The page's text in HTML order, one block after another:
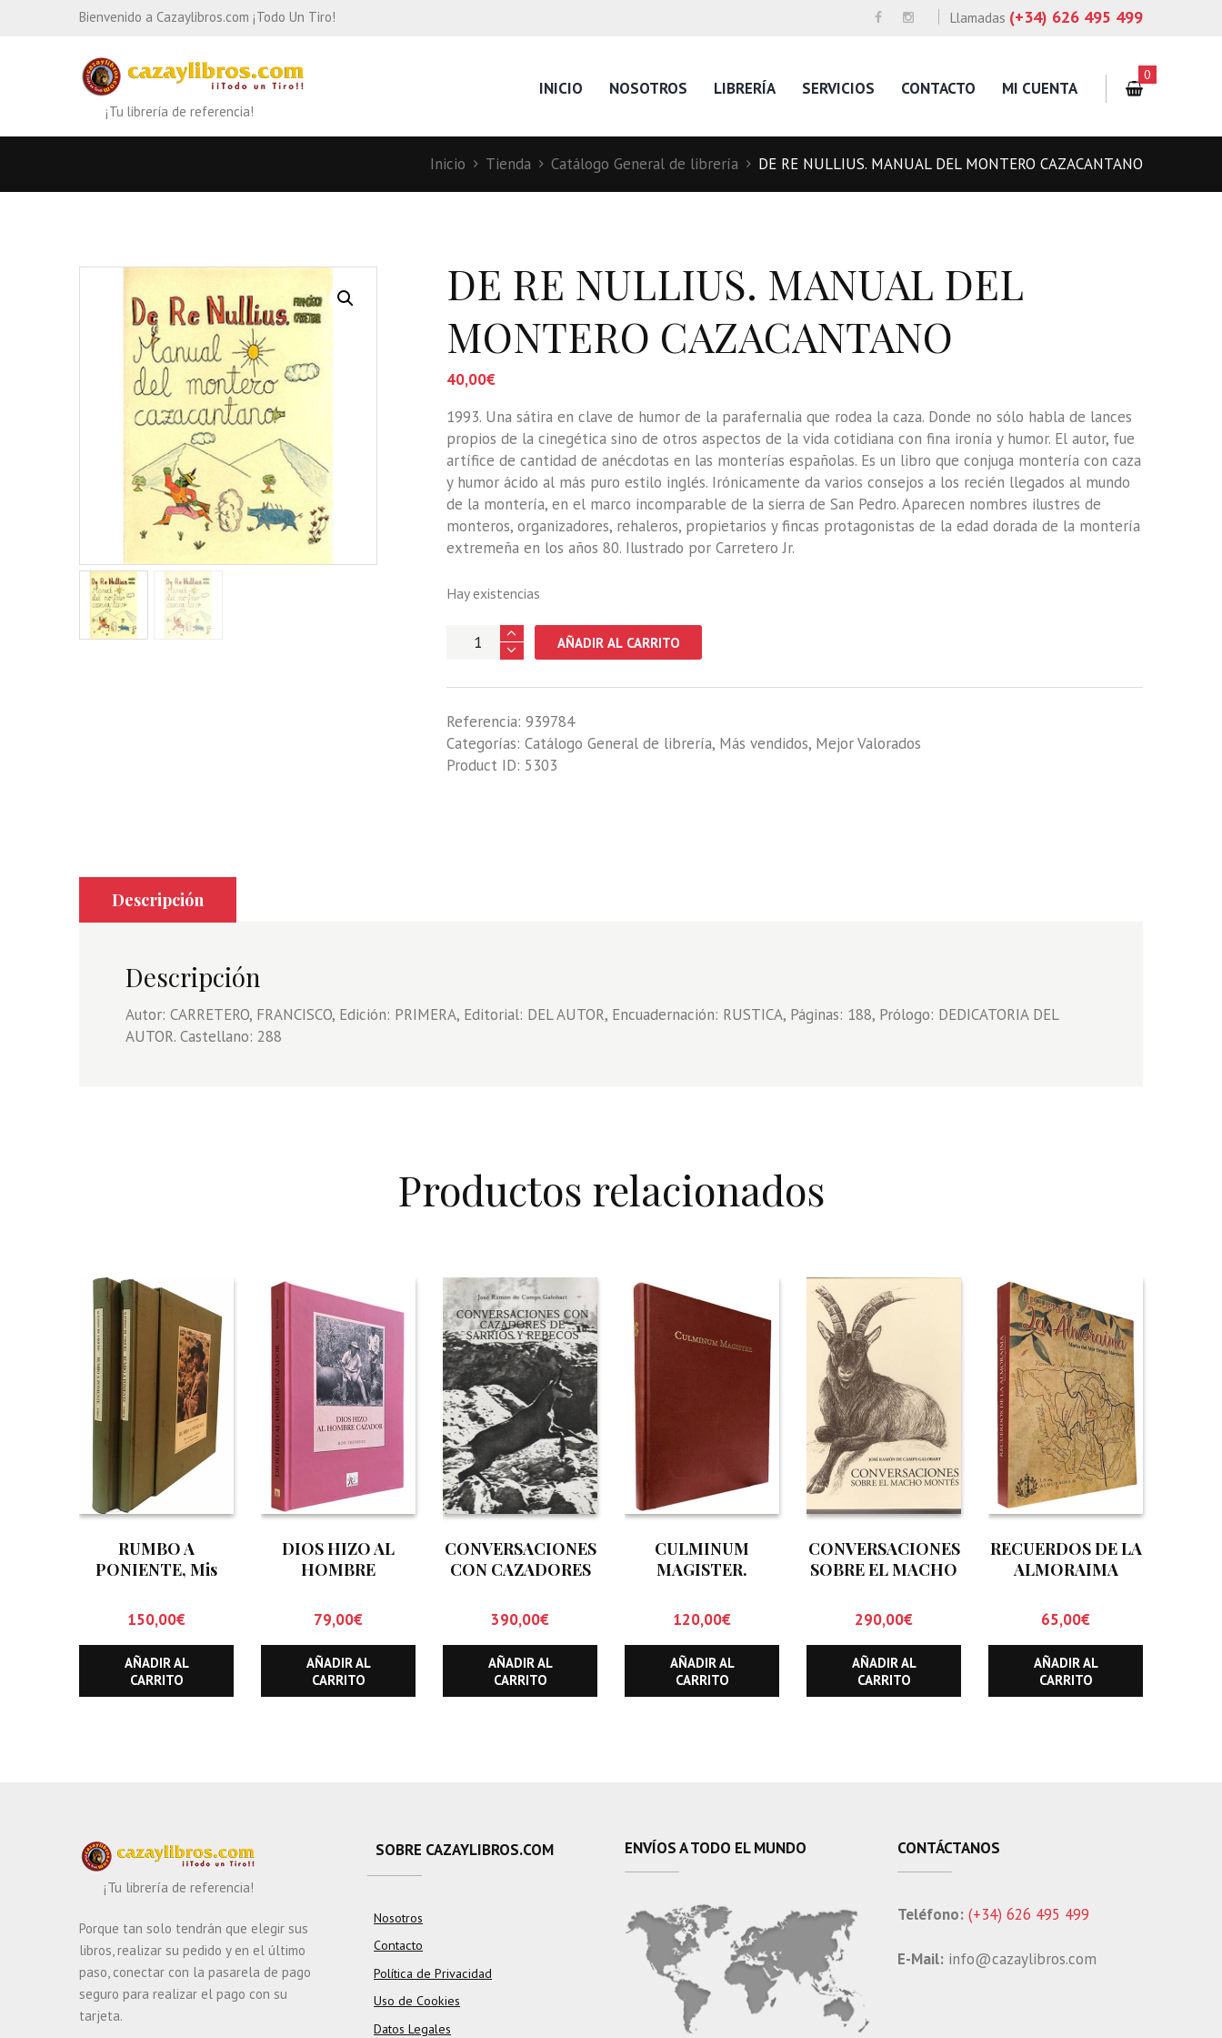
Bienvenido a Cazaylibros.com ¡Todo Un Tiro! Llamadas (+34) 626 495 499
¡Tu librería de referencia!
INICIO NOSOTROS LIBRERÍA SERVICIOS CONTACTO MI CUENTA
0
Inicio Tienda Catálogo General de librería DE RE NULLIUS. MANUAL DEL MONTERO CAZACANTANO
DE RE NULLIUS. MANUAL DEL
MONTERO CAZACANTANO
40,00€
1993. Una sátira en clave de humor de la parafernalia que rodea la caza. Donde no sólo habla de lances
propios de la cinegética sino de otros aspectos de la vida cotidiana con fina ironía y humor. El autor, fue
artífice de cantidad de anécdotas en las monterías españolas. Es un libro que conjuga montería con caza
y humor ácido al más puro estilo inglés. Irónicamente da varios consejos a los recién llegados al mundo
de la montería, en el marco incomparable de la sierra de San Pedro. Aparecen nombres ilustres de
monteros, organizadores, rehaleros, propietarios y fincas protagonistas de la edad dorada de la montería
extremeña en los años 80. Ilustrado por Carretero Jr.
Hay existencias
DEL
MONTERO
CAZACANTANO
AÑADIR AL CARRITO
Referencia: 939784
Categorías: Catálogo General de librería, Más vendidos, Mejor Valorados
Product ID: 5303
Descripción
Descripción
Autor: CARRETERO, FRANCISCO, Edición: PRIMERA, Editorial: DEL AUTOR, Encuadernación: RUSTICA, Páginas: 188, Prólogo: DEDICATORIA DEL
AUTOR. Castellano: 288
Productos relacionados
RUMBO A
PONIENTE, Mis
por el nuevo
mundo. (DOS
TOMOS)
150,00€
AÑADIR AL
CARRITO
DIOS HIZO AL
HOMBRE
79,00€
AÑADIR AL
CARRITO
CONVERSACIONES
CON CAZADORES
REBECOS
390,00€
AÑADIR AL
CARRITO
CULMINUM
MAGISTER.
SOLEDAD Y
ESFUERZO
120,00€
AÑADIR AL
CARRITO
CONVERSACIONES
SOBRE EL MACHO
290,00€
AÑADIR AL
CARRITO
RECUERDOS DE LA
ALMORAIMA
65,00€
AÑADIR AL
CARRITO
¡Tu librería de referencia!
Porque tan solo tendrán que elegir sus
libros, realizar su pedido y en el último
paso, conectar con la pasarela de pago
seguro para realizar el pago con su
tarjeta.
SOBRE CAZAYLIBROS.COM
Nosotros
Contacto
Política de Privacidad
Uso de Cookies
Datos Legales
ENVÍOS A TODO EL MUNDO CONTÁCTANOS
Teléfono: (+34) 626 495 499
E-Mail: info@cazaylibros.com